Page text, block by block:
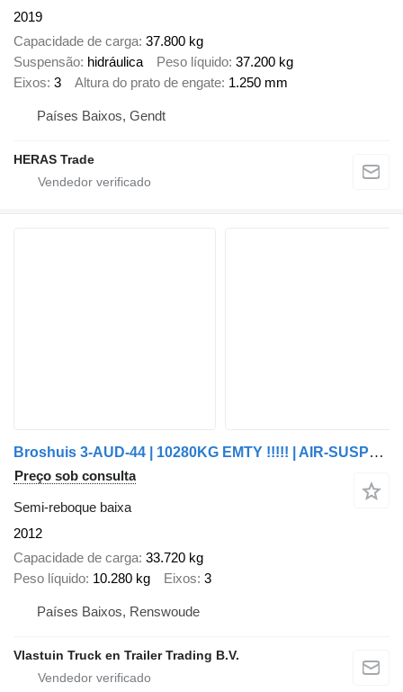
2019
Capacidade de carga 37.800 kg
Suspensão hidráulica Peso líquido 37.200 kg
Eixos 3 Altura do prato de engate 1.250 mm
Países Baixos, Gendt
HERAS Trade
Broshuis 3-AUD-44 | 10280KG EMTY !!!!! | AIR-SUSPENSION | 2400 MM EXTENDA
Preço sob consulta
Semi-reboque baixa
2012
Capacidade de carga 33.720 kg
Peso líquido 10.280 kg Eixos 3
Países Baixos, Renswoude
Vlastuin Truck en Trailer Trading B.V.